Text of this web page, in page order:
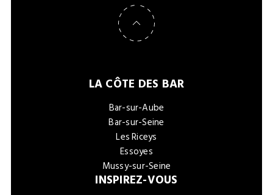
LA CÔTE DES BAR
Bar-sur-Aube
Bar-sur-Seine
Les Riceys
Essoyes
Mussy-sur-Seine
INSPIREZ-VOUS
Retour en haut de page